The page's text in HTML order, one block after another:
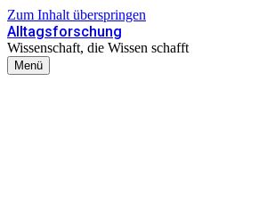
Zum Inhalt überspringen
Alltagsforschung
Wissenschaft, die Wissen schafft
Menü